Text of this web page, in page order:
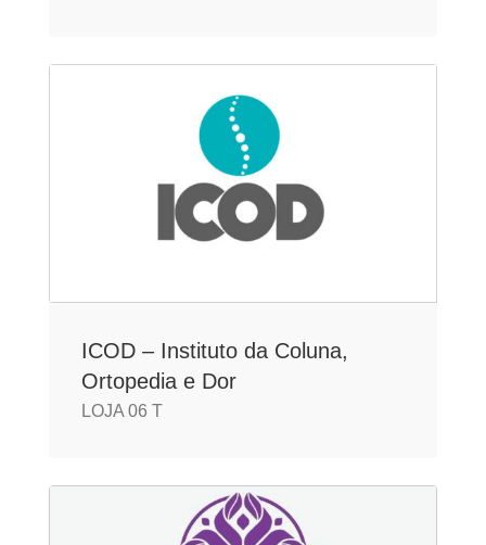
ICOD – Instituto da Coluna,
Ortopedia e Dor
LOJA 06 T